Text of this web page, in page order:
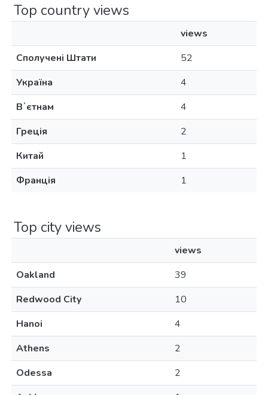
Top country views
views
Сполучені Штати
52
Україна
4
Вʼєтнам
4
Греція
2
Китай
1
Франція
1
Top city views
views
Oakland
39
Redwood City
10
Hanoi
4
Athens
2
Odessa
2